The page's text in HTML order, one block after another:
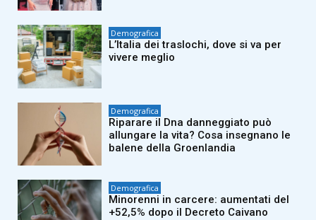
Demografica
L’Italia dei traslochi, dove si va per
vivere meglio
Demografica
Riparare il Dna danneggiato può
allungare la vita? Cosa insegnano le
balene della Groenlandia
Demografica
Minorenni in carcere: aumentati del
+52,5% dopo il Decreto Caivano